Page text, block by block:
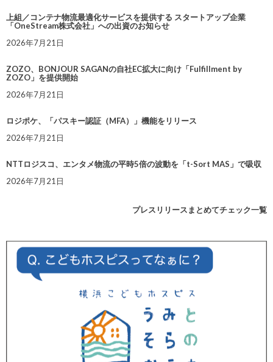
上組／コンテナ物流最適化サービスを提供する スタートアップ企業
「OneStream株式会社」への出資のお知らせ
2026年7月21日
ZOZO、BONJOUR SAGANの自社EC拡大に向け「Fulfillment by
ZOZO」を提供開始
2026年7月21日
ロジポケ、「パスキー認証（MFA）」機能をリリース
2026年7月21日
NTTロジスコ、エンタメ物流の平時5倍の波動を「t-Sort MAS」で吸収
2026年7月21日
プレスリリースまとめてチェック一覧